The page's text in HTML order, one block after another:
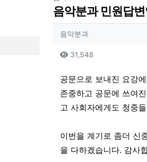
음악분과 민원답
작성자 정보
음악분과작성
컨텐츠 정보
31,548조회
본문
공문으로 보내진 요강
존중하고 공문에 쓰여
고 사회자에게도 청중
이번을 계기로 좀더 신
을 다하겠습니다. 감사